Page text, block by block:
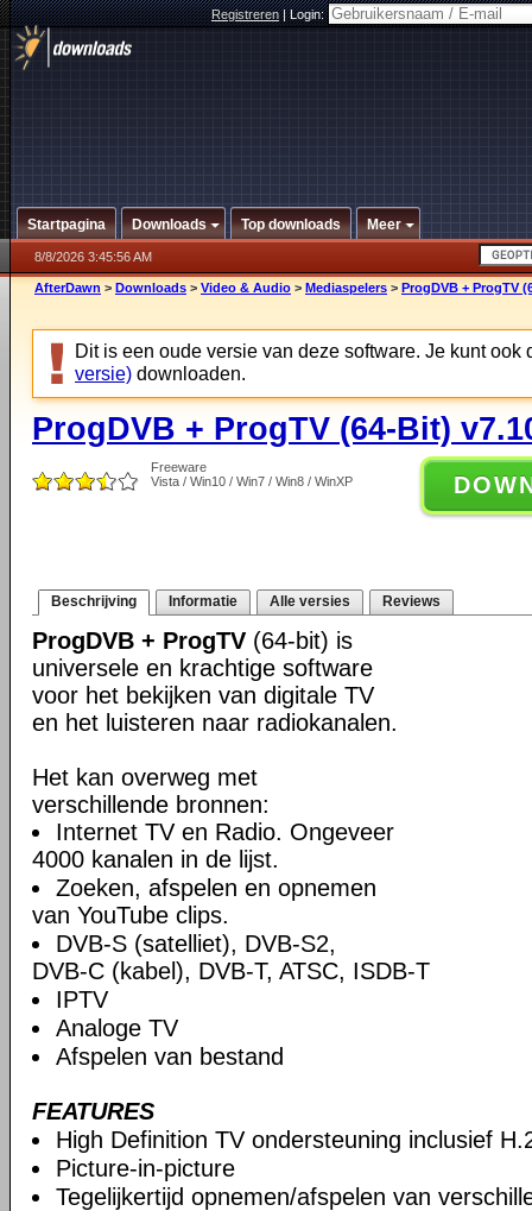
Registreren|Login:
Startpagina Downloads Top downloads Meer
8/8/2026 3:45:56 AM
AfterDawn > Downloads > Video & Audio > Mediaspelers > ProgDVB + ProgTV
Dit is een oude versie van deze software. Je kunt ook
versie) downloaden.
ProgDVB + ProgTV (64-Bit)
Freeware
Vista / Win10 / Win7 / Win8 / WinXP
Beschrijving Informatie Alle versies Reviews
ProgDVB + ProgTV (64-bit) is
universele en krachtige software
voor het bekijken van digitale TV
en het luisteren naar radiokanalen.
Het kan overweg met
verschillende bronnen:
Internet TV en Radio. Ongeveer
4000 kanalen in de lijst.
Zoeken, afspelen en opnemen
van YouTube clips.
DVB-S (satelliet), DVB-S2,
DVB-C (kabel), DVB-T, ATSC, ISDB-T
IPTV
Analoge TV
Afspelen van bestand
FEATURES
High Definition TV ondersteuning inclusief
Picture-in-picture
Tegelijkertijd opnemen/afspelen van